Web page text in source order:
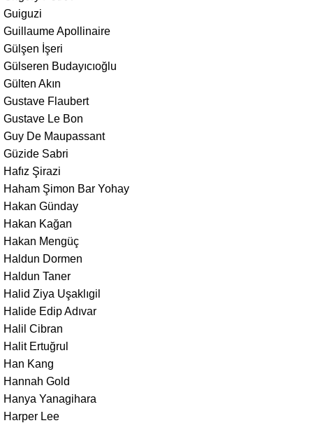
Guiguzi
Guillaume Apollinaire
Gülşen İşeri
Gülseren Budayıcıoğlu
Gülten Akın
Gustave Flaubert
Gustave Le Bon
Guy De Maupassant
Güzide Sabri
Hafız Şirazi
Haham Şimon Bar Yohay
Hakan Günday
Hakan Kağan
Hakan Mengüç
Haldun Dormen
Haldun Taner
Halid Ziya Uşaklıgil
Halide Edip Adıvar
Halil Cibran
Halit Ertuğrul
Han Kang
Hannah Gold
Hanya Yanagihara
Harper Lee